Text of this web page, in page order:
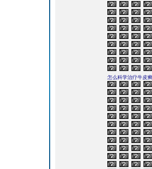
怎么科学治疗牛皮癣